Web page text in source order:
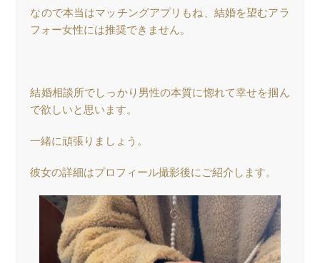
なので本当はマッチングアプリもね、結婚を望むアラ
フォー女性には推奨できません。
結婚相談所でしっかり男性の本質に惚れて幸せを掴ん
で欲しいと思います。
一緒に頑張りましょう。
彼女の詳細はプロフィール撮影後にご紹介します。